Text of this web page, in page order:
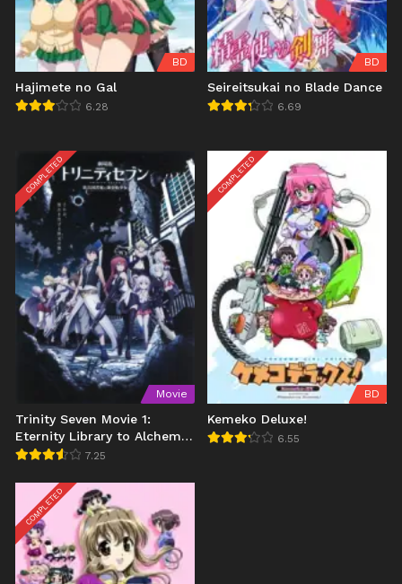
BD
Hajimete no Gal
6.28
BD
Seireitsukai no Blade Dance
6.69
COMPLETED
Movie
Trinity Seven Movie 1:
Eternity Library to Alchemic
Girl
7.25
COMPLETED
BD
Kemeko Deluxe!
6.55
COMPLETED